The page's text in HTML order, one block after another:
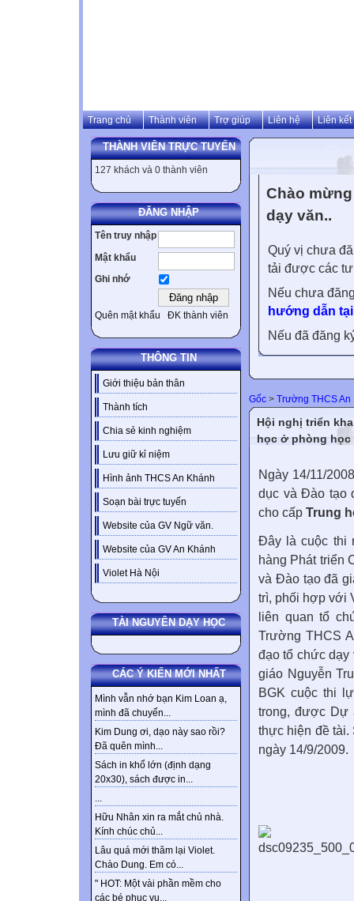
Trang chủ Thành viên Trợ giúp Liên hệ Liên kết
THÀNH VIÊN TRỰC TUYẾN
127 khách và 0 thành viên
ĐĂNG NHẬP
Tên truy nhập
Mật khẩu
Ghi nhớ
Quên mật khẩu ĐK thành viên
THÔNG TIN
Giới thiệu bản thân
Thành tích
Chia sẻ kinh nghiệm
Lưu giữ kỉ niệm
Hình ảnh THCS An Khánh
Soạn bài trực tuyến
Website của GV Ngữ văn.
Website của GV An Khánh
Violet Hà Nội
TÀI NGUYÊN DẠY HỌC
CÁC Ý KIẾN MỚI NHẤT
Mình vẫn nhớ bạn Kim Loan ạ,
mình đã chuyển...
Kim Dung ơi, dạo này sao rồi?
Đã quên mình...
Sách in khổ lớn (định dạng
20x30), sách được in...
...
Hữu Nhân xin ra mắt chủ nhà.
Kính chúc chủ...
Lâu quá mới thăm lại Violet.
Chào Dung. Em có...
" HOT: Một vài phần mềm cho
các bé phục vụ...
Chào
dạy văn..
Quý vị chưa
tải được các
Nếu chưa
hướng dẫn
Nếu đã đăng
Gốc > Trường THCS An
Hội nghị triển
học ở phòng học
Ngày 14/11/
dục và Đào tạo
cho cấp Trung
Đây là cuộc thi
hàng Phát triển
và Đào tạo đã
trì, phối hợp với
liên quan tổ
Trường THCS
đạo tổ chức dạy
giáo Nguyễn
BGK cuộc thi
trong, được Dự
thực hiện đề tài.
ngày 14/9/2009.